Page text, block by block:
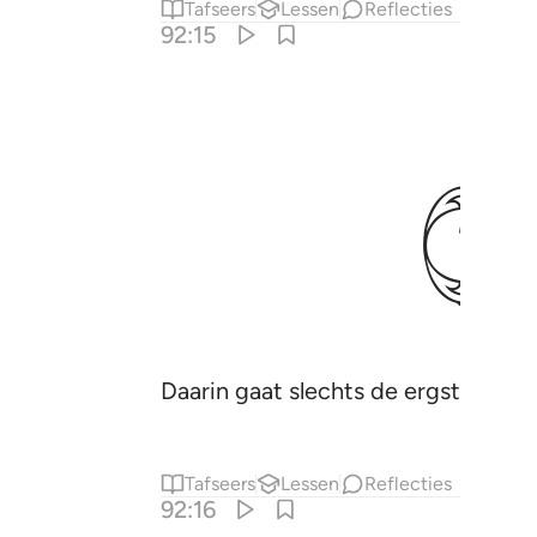
Tafseers Lessen Reflecties
92:15
ﱜ
Daarin gaat slechts de ergste
Tafseers Lessen Reflecties
92:16